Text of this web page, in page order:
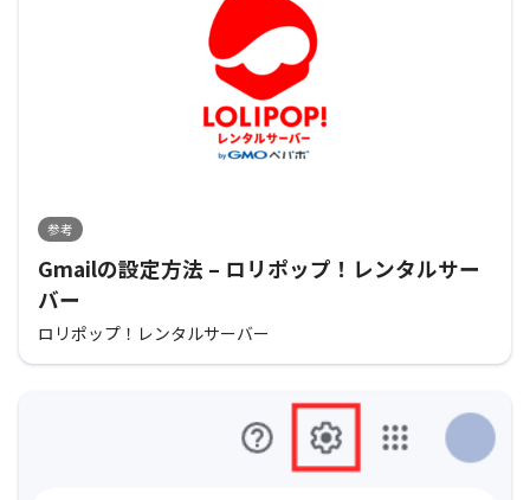
参考
Gmailの設定方法 – ロリポップ！レンタルサー
バー
ロリポップ！レンタルサーバー